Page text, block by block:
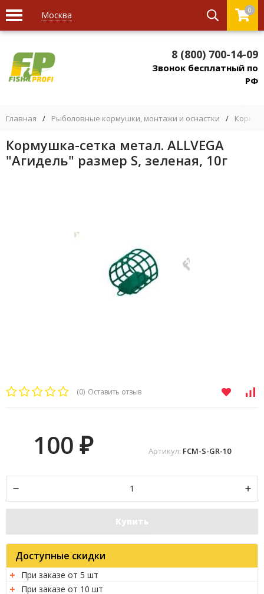
Москва 0
8 (800) 700-14-09
Звонок бесплатный по
РФ
Главная / Рыболовные кормушки, монтажи и оснастки /
Кормушка-сетка метал. ALLVEGA
"Агидель" размер S, зеленая, 10г
(0) Оставить отзыв
Артикул: FCM-S-GR-10
100₽
Купить
Доступные скидки
При заказе от 5 шт
При заказе от 10 шт